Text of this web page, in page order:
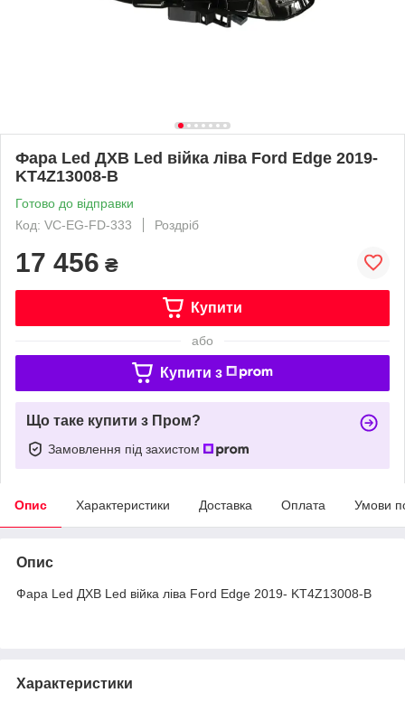
Фара Led ДХВ Led війка ліва Ford Edge 2019-
KT4Z13008-B
Готово до відправки
Код: VC-EG-FD-333
Роздріб
17 456 ₴
Купити
або
Купити з
Що таке купити з Пром?
Замовлення під захистом
Опис Характеристики Доставка Оплата Умови
Опис
Фара Led ДХВ Led війка ліва Ford Edge 2019- KT4Z13008-B
Характеристики